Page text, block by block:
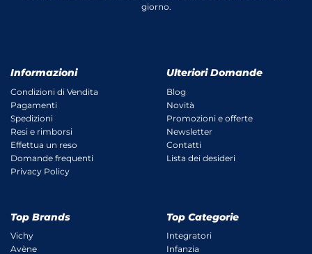
giorno.
Informazioni
Condizioni di Vendita
Pagamenti
Spedizioni
Resi e rimborsi
Effettua un reso
Domande frequenti
Privacy Policy
Ulteriori Domande
Blog
Novità
Promozioni e offerte
Newsletter
Contatti
Lista dei desideri
Top Brands
Vichy
Avène
Top Categorie
Integratori
Infanzia